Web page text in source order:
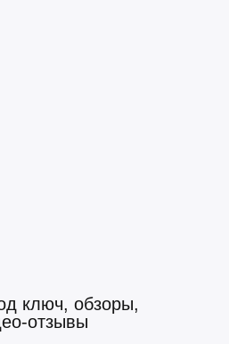
ключ, обзоры,
отзывы